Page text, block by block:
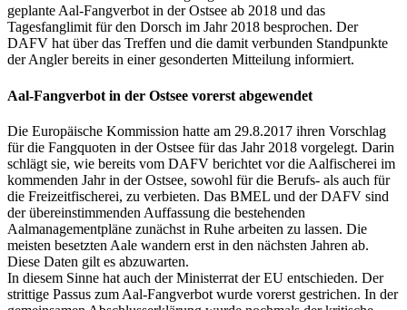
geplante Aal-Fangverbot in der Ostsee ab 2018 und das
Tagesfanglimit für den Dorsch im Jahr 2018 besprochen. Der
DAFV hat über das Treffen und die damit verbunden Standpunkte
der Angler bereits in einer gesonderten Mitteilung informiert.
Aal-Fangverbot in der Ostsee vorerst abgewendet
Die Europäische Kommission hatte am 29.8.2017 ihren Vorschlag
für die Fangquoten in der Ostsee für das Jahr 2018 vorgelegt. Darin
schlägt sie, wie bereits vom DAFV berichtet vor die Aalfischerei im
kommenden Jahr in der Ostsee, sowohl für die Berufs- als auch für
die Freizeitfischerei, zu verbieten. Das BMEL und der DAFV sind
der übereinstimmenden Auffassung die bestehenden
Aalmanagementpläne zunächst in Ruhe arbeiten zu lassen. Die
meisten besetzten Aale wandern erst in den nächsten Jahren ab.
Diese Daten gilt es abzuwarten.
In diesem Sinne hat auch der Ministerrat der EU entschieden. Der
strittige Passus zum Aal-Fangverbot wurde vorerst gestrichen. In der